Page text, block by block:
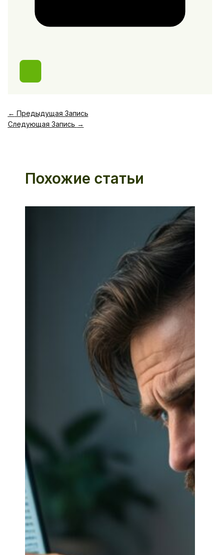
← Предыдущая Запись
Следующая Запись →
Похожие статьи